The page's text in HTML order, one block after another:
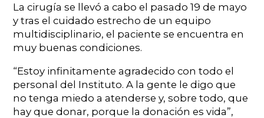
La cirugía se llevó a cabo el pasado 19 de mayo
y tras el cuidado estrecho de un equipo
multidisciplinario, el paciente se encuentra en
muy buenas condiciones.
“Estoy infinitamente agradecido con todo el
personal del Instituto. A la gente le digo que
no tenga miedo a atenderse y, sobre todo, que
hay que donar, porque la donación es vida”,